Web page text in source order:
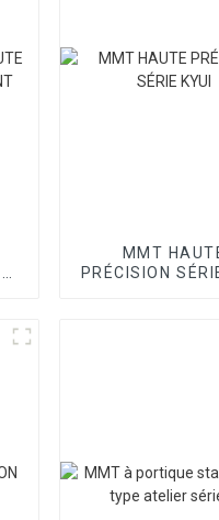
MMT
PRÉCISION